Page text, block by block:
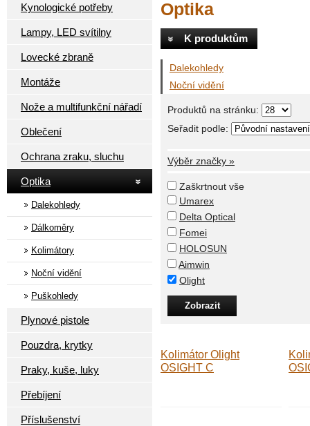
Kynologické potřeby
Lampy, LED svítilny
Lovecké zbraně
Montáže
Nože a multifunkční nářadí
Oblečení
Ochrana zraku, sluchu
Optika
Dalekohledy
Dálkoměry
Kolimátory
Noční vidění
Puškohledy
Plynové pistole
Pouzdra, krytky
Praky, kuše, luky
Přebíjení
Příslušenství
Optika
K produktům
Dalekohledy
Noční vidění
Produktů na stránku:
Seřadit podle:
Výběr značky »
Zaškrtnout vše
Umarex
Delta Optical
Fomei
HOLOSUN
Aimwin
Olight
Kolimátor Olight
OSIGHT C